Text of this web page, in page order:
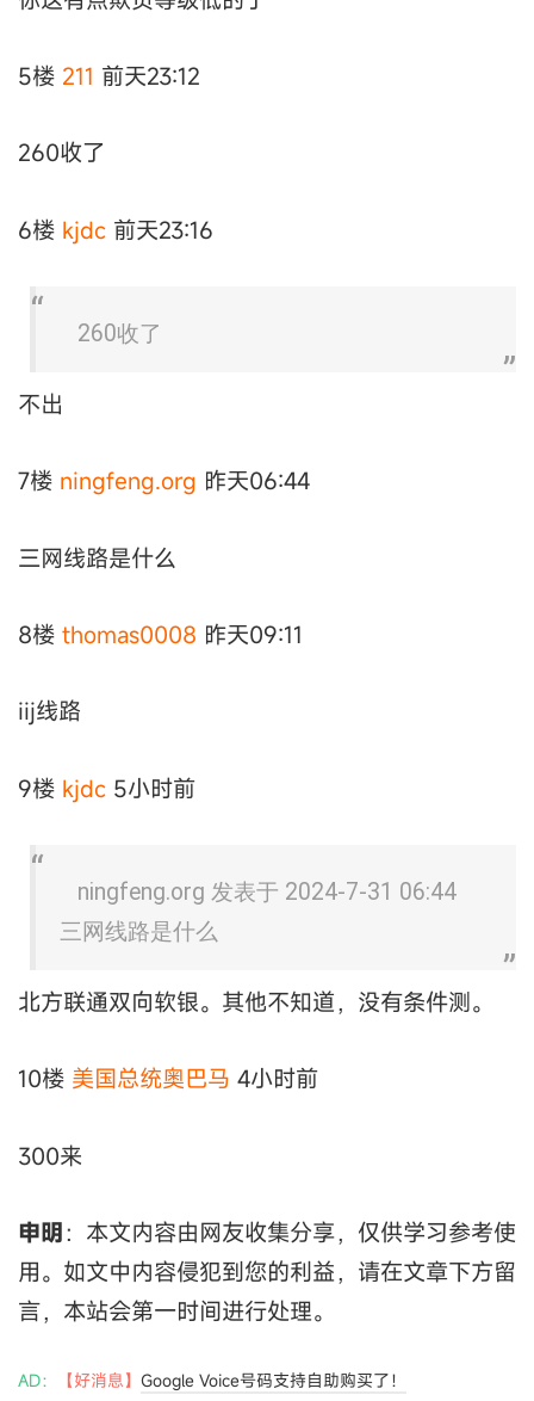
5楼 211 前天23:12
260收了
6楼 kjdc 前天23:16
260收了
不出
7楼 ningfeng.org 昨天06:44
三网线路是什么
8楼 thomas0008 昨天09:11
iij线路
9楼 kjdc 5小时前
ningfeng.org 发表于 2024-7-31 06:44
三网线路是什么
北方联通双向软银。其他不知道，没有条件测。
10楼 美国总统奥巴马 4小时前
300来
申明：本文内容由网友收集分享，仅供学习参考使
用。如文中内容侵犯到您的利益，请在文章下方留
言，本站会第一时间进行处理。
AD： 【好消息】 Google Voice号码支持自助购买了！